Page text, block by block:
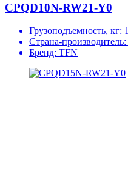
CPQD10N-RW21-Y0
Грузоподъемность, кг:
Страна-производитель:
Бренд: TFN